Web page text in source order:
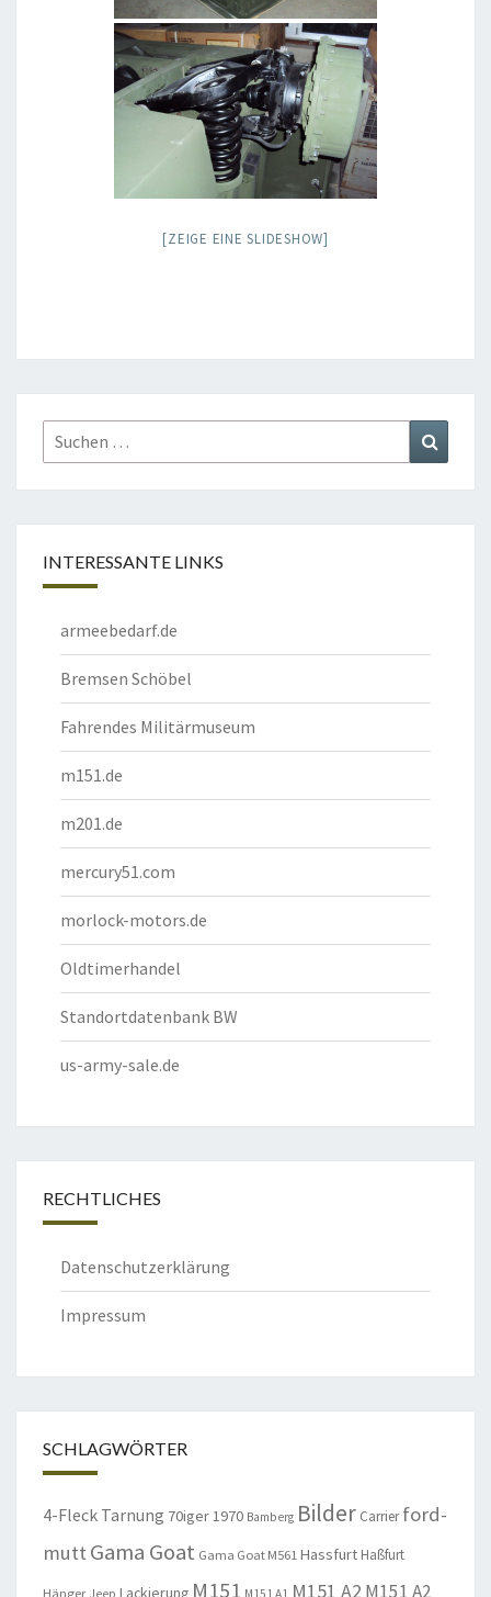
[ZEIGE EINE SLIDESHOW]
Suchen
nach:
INTERESSANTE LINKS
armeebedarf.de
Bremsen Schöbel
Fahrendes Militärmuseum
m151.de
m201.de
mercury51.com
morlock-motors.de
Oldtimerhandel
Standortdatenbank BW
us-army-sale.de
RECHTLICHES
Datenschutzerklärung
Impressum
SCHLAGWÖRTER
4-Fleck Tarnung 70iger1970 Bamberg Bilder Carrier ford-
mutt Gama Goat Gama Goat M561 Hassfurt Haßfurt
Hänger Jeep Lackierung M151 M151 A1 M151 A2 M151 A2